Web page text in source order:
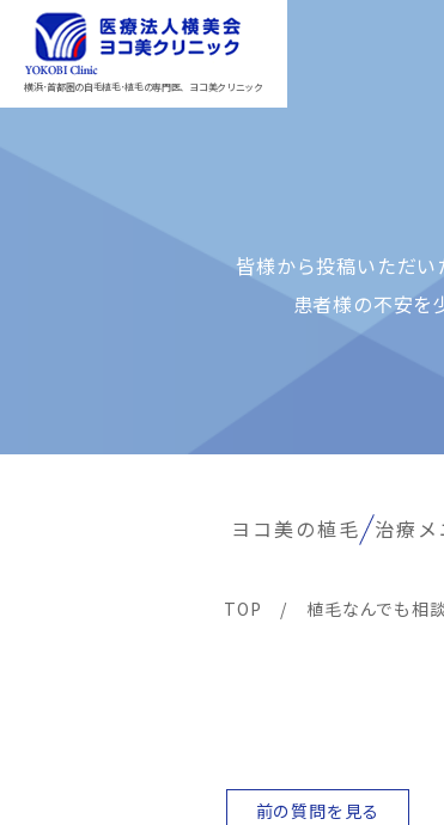
横浜･首都圏の自毛植毛･植毛の専門医、ヨコ美クリニック
皆様から投稿いただい
患者様の不安を
ヨコ美の植毛 治療メ
TOP / 植毛なんでも相
前の質問を見る